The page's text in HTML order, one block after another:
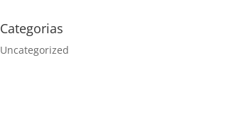
Categorias
Uncategorized